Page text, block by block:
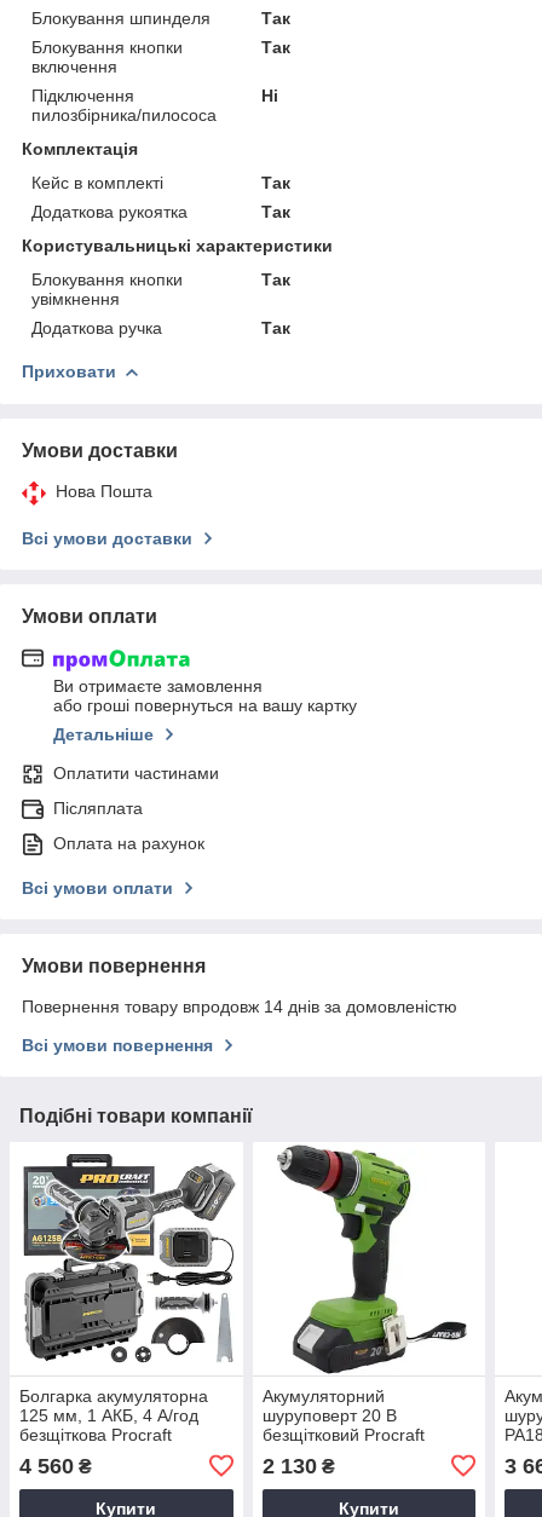
Блокування шпинделя
Так
Блокування кнопки
включення
Так
Підключення
пилозбірника/пилососа
Ні
Комплектація
Кейс в комплекті
Так
Додаткова рукоятка
Так
Користувальницькі характеристики
Блокування кнопки
увімкнення
Так
Додаткова ручка Так
Приховати
Умови доставки
Нова Пошта
Всі умови доставки
Умови оплати
Ви отримаєте замовлення
або гроші повернуться на вашу картку
Детальніше
Оплатити частинами
Післяплата
Оплата на рахунок
Всі умови оплати
Умови повернення
Повернення товару впродовж 14 днів за домовленістю
Всі умови повернення
Подібні товари компанії
Болгарка акумуляторна
125 мм, 1 АКБ, 4 А/год
безщіткова Procraft
4 560 ₴
Купити
Акумуляторний
шуруповерт 20 В
безщітковий Procraft
АКБ, 2 А/год)
2 130₴
Купити
3